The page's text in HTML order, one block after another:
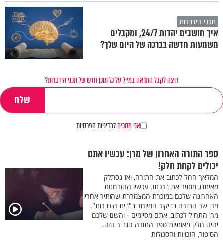
תכני הידברות
איך חושבים יהדות 24/7, ומקבלים
משמעות חדשה בברכה של היום שלך?
רוצה לקבל התראה במייל על כל תוכן חדש של תכני הידברות?
אני מסכיםלמדיניות הפרטיות
ספר התורה האחרון של מרן: עכשיו אתם
יכולים לקחת חלק!
המלאך החל לכתוב את התורה, ואז נסתלק
מאיתנו, מותיר את ברכתו. עכשיו ההזדמנות
האחרונה שלכם במזכרת המצמררת שהותיר אחריו
מרן שר התורה בביקור המיוחד ב"בית הידברות".
מרן התחיל לכתוב, אתם מסיימים - והשם שלכם
יהיה חלק מאותיות ספר התורה הנדיר הזה.
הסיפור, הזכויות והסגולות